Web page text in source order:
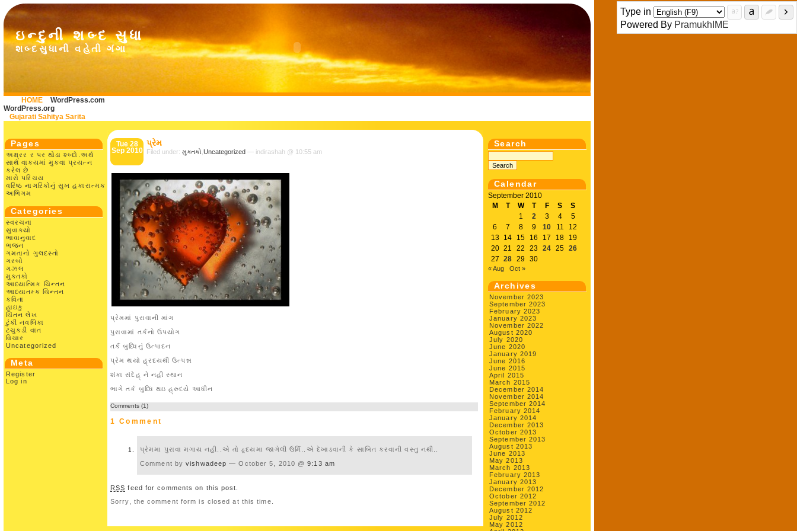
ઇન્દુની શબ્દ સુધા
શબ્દસુધાની વહેતી ગંગા
HOME
WordPress.com
WordPress.org
Gujarati Sahitya Sarita
Pages
અક્ષ્રર ર પર થોડા શ્બ્દો.અર્થ
સાથે વાક્યમાં મુકવા પ્રયત્ન
કરેલ છે
મારો પરિચય
વરિષ્ઠ નાગરિકોનું સુખ હકારાત્મક
અભિગમ
Categories
સ્વરચના
સુવાક્યો
ભાવાનુવાદ
ભજન
ગમતાનો ગુલદસ્તો
ગરબો
ગઝલ
મુક્તકો
આધ્યાત્મિક ચિન્તન
આધ્યાતમ્ક ચિન્તન
કવિતા
હાઇકુ
ચિંતન લેખ
ટુંકી નવલિકા
ટચુકડી વાત
વિચાર
Uncategorized
Meta
Register
Log in
Search
Calendar
September 2010
M
T W T F S
S
1
2 3 4
5
6
7 8 9 10 11
12
13
14 15 16 17 18
19
20 21 22 23 24 25 26
27 28 29 30
« Aug Oct »
Archives
November 2023
September 2023
February 2023
January 2023
November 2022
August 2020
July 2020
June 2020
January 2019
June 2016
June 2015
April 2015
March 2015
December 2014
November 2014
September 2014
February 2014
January 2014
December 2013
October 2013
September 2013
August 2013
June 2013
May 2013
March 2013
February 2013
January 2013
December 2012
October 2012
September 2012
August 2012
July 2012
May 2012
Tue 28
Sep 2010
પ્રેમ
Filed under: મુક્તકો Uncategorized — indirashah @ 10:55 am
પ્રેમમાં પુરાવાની માંગ
પુરાવામાં તર્કનો ઉપયોગ
તર્ક બુધ્ધિનું ઉત્પાદન
પ્રેમ થયો હ્રદયથી ઉત્પન્ન
શંકા સંદેહ્ ને નહી સ્થાન
ભાગે તર્ક બુધ્ધિ થઇ હ્રુદયે આધીન
Comments (1)
1 Comment
પ્રેમમા પુરાવા મગાય નહી..એ તો હ્ર્દયમા જાગેલી ઉર્મિ..એ દેખાડવાની કે સાબિત કરવાની વસ્તુ નથી..
Comment byvishwadeep — October 5, 2010 @9:13 am
RSS feed for comments on this post.
Sorry, the comment form is closed at this time.
Type in
Powered By PramukhIME